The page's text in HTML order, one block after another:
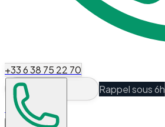
+33 6 38 75 22 70
Rappel sous 6h
Espace Client